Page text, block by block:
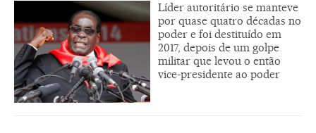
Líder autoritário se manteve
por quase quatro décadas no
poder e foi destituído em
2017, depois de um golpe
militar que levou o então
vice-presidente ao poder